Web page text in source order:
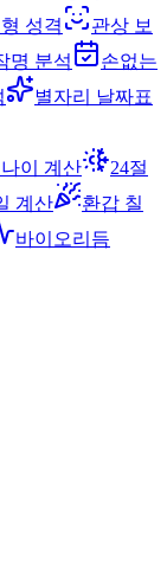
성격
관상 보
명 분석
손없는
별자리 날짜표
이 계산
24절
계산
환갑 칠
바이오리듬